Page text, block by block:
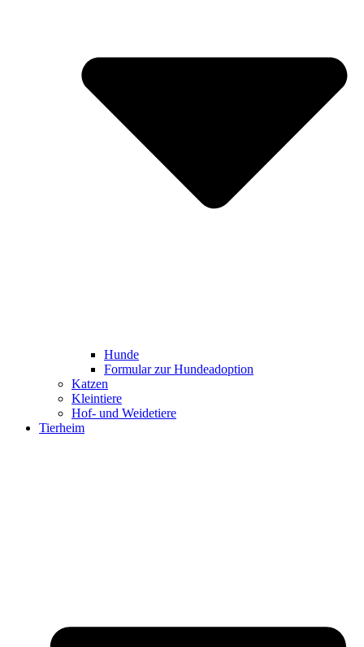
Hunde
Formular zur Hundeadoption
Katzen
Kleintiere
Hof- und Weidetiere
Tierheim